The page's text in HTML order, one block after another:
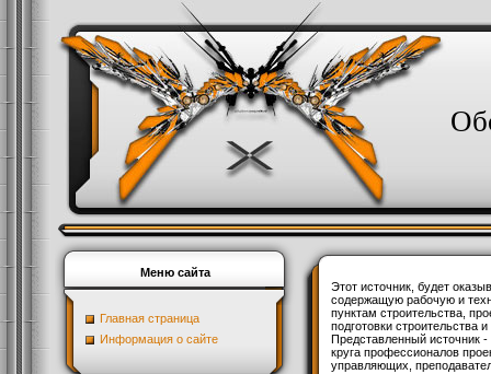
Меню сайта
Главная страница
Информация о сайте
Этот источник, будет
содержащую рабочую и
пунктам строительства,
подготовки строительства
Представленный источник
круга профессионалов
управляющих,